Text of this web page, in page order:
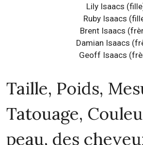
Lily Isaacs
Ruby Isaacs
Brent Isaacs
Damian Isaacs
Geoff Isaacs
Taille, Poids,
Tatouage,
peau, des